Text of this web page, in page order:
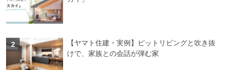
【ヤマト住建・実例】ピットリビングと吹き抜
けで、家族との会話が弾む家